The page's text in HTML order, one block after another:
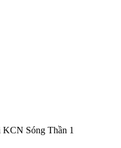
KCN Sóng Thần 1